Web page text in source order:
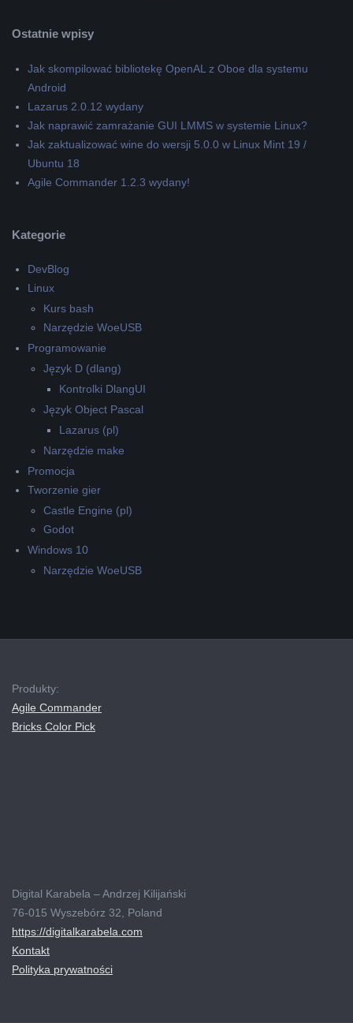
Ostatnie wpisy
Jak skompilować bibliotekę OpenAL z Oboe dla systemu
Android
Lazarus 2.0.12 wydany
Jak naprawić zamrażanie GUI LMMS w systemie Linux?
Jak zaktualizować wine do wersji 5.0.0 w Linux Mint 19 /
Ubuntu 18
Agile Commander 1.2.3 wydany!
Kategorie
DevBlog
Linux
Kurs bash
Narzędzie WoeUSB
Programowanie
Język D (dlang)
Kontrolki DlangUI
Język Object Pascal
Lazarus (pl)
Narzędzie make
Promocja
Tworzenie gier
Castle Engine (pl)
Godot
Windows 10
Narzędzie WoeUSB
Produkty:
Agile Commander
Bricks Color Pick
Digital Karabela – Andrzej Kilijański
76-015 Wyszebórz 32, Poland
https://digitalkarabela.com
Kontakt
Polityka prywatności